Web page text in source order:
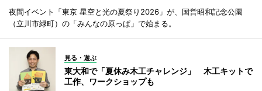
夜間イベント「東京 星空と光の夏祭り2026」が、国営昭和記念公園
（立川市緑町）の「みんなの原っぱ」で始まる。
見る・遊ぶ
東大和で「夏休み木工チャレンジ」 木工キットで
工作、ワークショップも